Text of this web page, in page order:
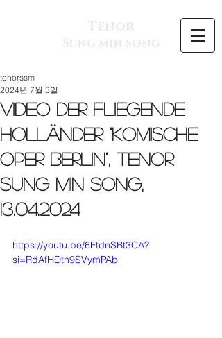
Tenor
Sung min song
Video Der fliegende
Holländer "Komische
Oper Berlin", Tenor
Sung min Song,
13.04.2024
tenorssm
2024년 7월 3일
https://youtu.be/6FtdnSBt3CA?
si=RdAfHDth9SVymPAb